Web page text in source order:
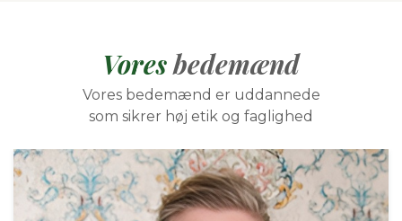
Voresbedemænd
Vores bedemænd er uddannede
som sikrer høj etik og faglighed